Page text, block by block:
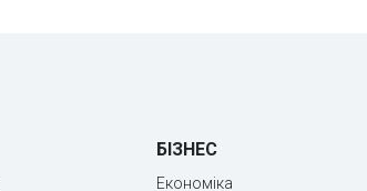
БІЗНЕС
Економіка